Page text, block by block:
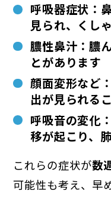
呼吸器症状：
見られ、くし
膿性鼻汁：膿
とがあります
顔面変形など
出が見られる
呼吸音の変化
移が起こり、
これらの症状が数
可能性も考え、早